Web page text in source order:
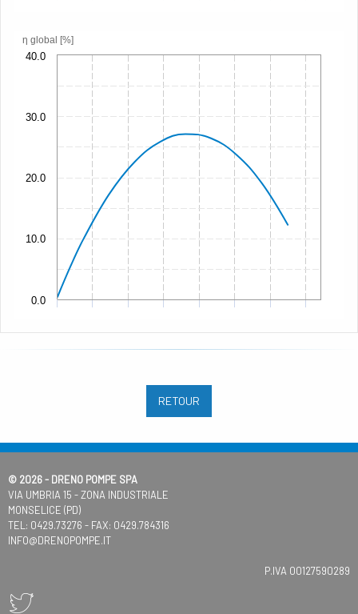
η global [%]
0.0
10.0
20.0
30.0
40.0
RETOUR
© 2026 - DRENO POMPE SPA
VIA UMBRIA 15 - ZONA INDUSTRIALE
MONSELICE (PD)
TEL: 0429.73276 - FAX: 0429.784316
INFO@DRENOPOMPE.IT
P.IVA 00127590289